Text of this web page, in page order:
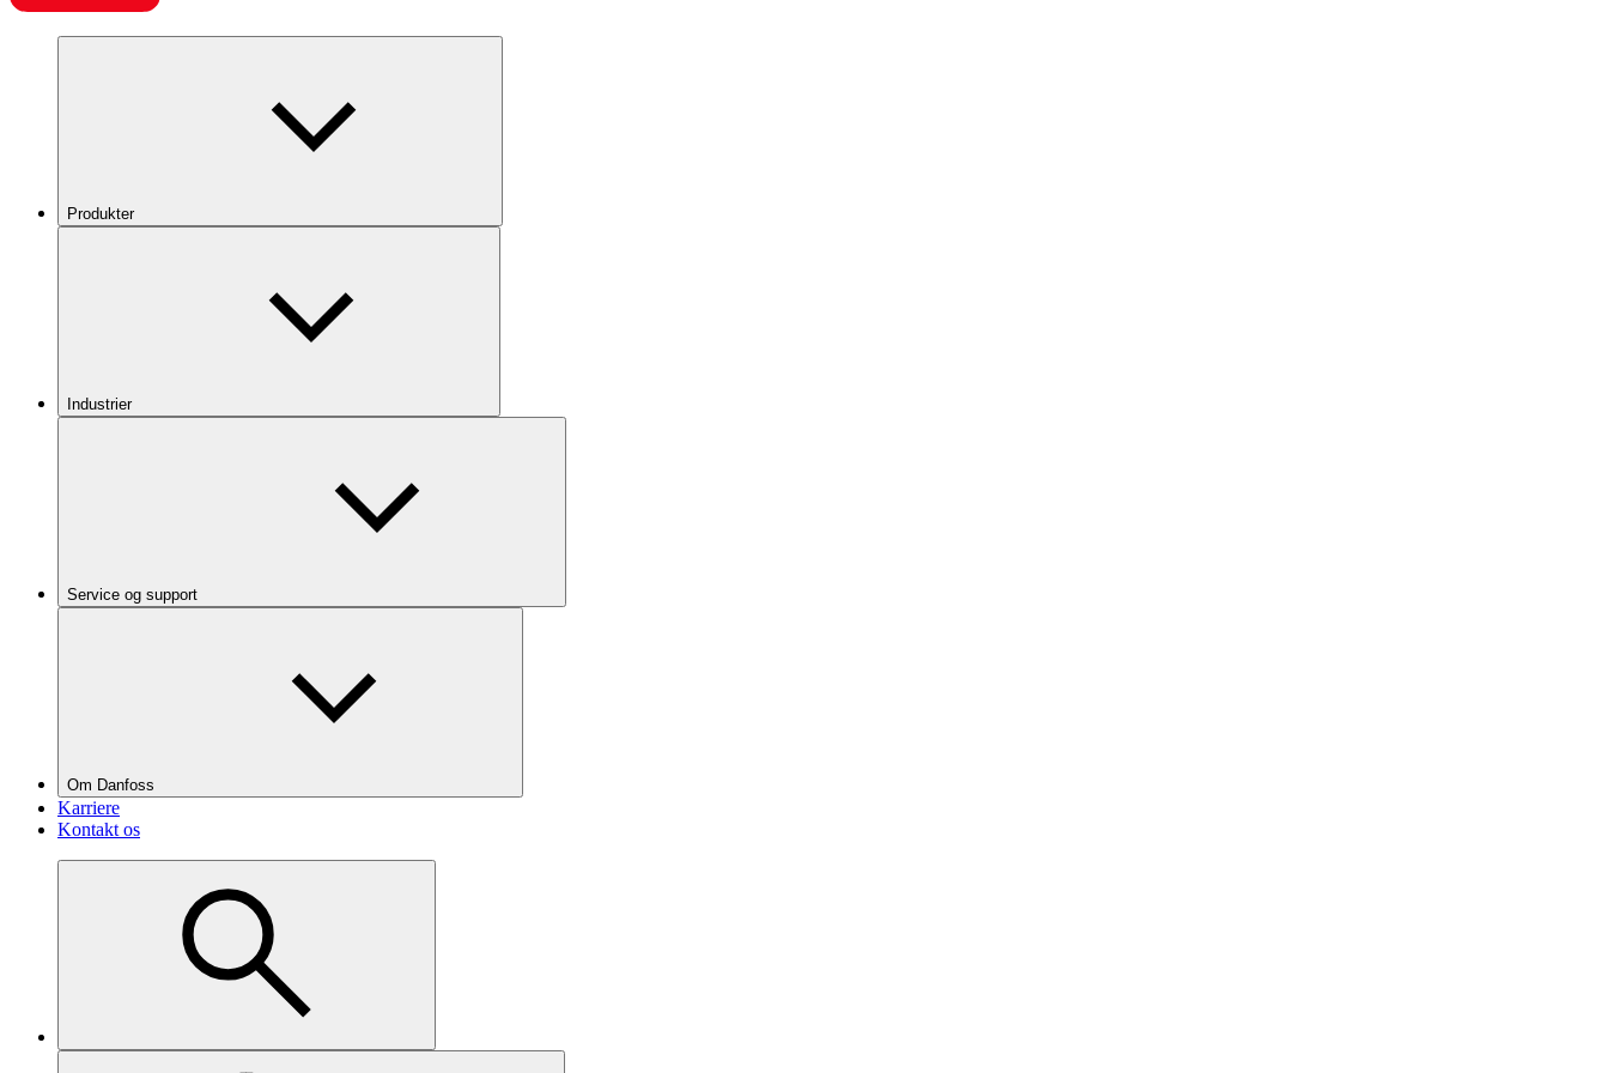
Produkter
Industrier
Service og support
Om Danfoss
Karriere
Kontakt os